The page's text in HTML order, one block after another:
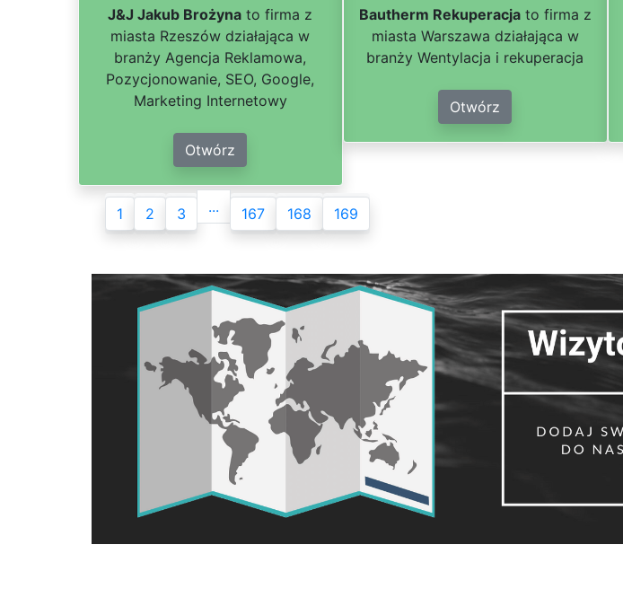
J&J Jakub Brożyna to firma z
miasta Rzeszów działająca w
branży Agencja Reklamowa,
Pozycjonowanie, SEO, Google,
Marketing Internetowy
Otwórz
Bautherm Rekuperacjato firma z
miasta Warszawa działająca w
branży Wentylacja i rekuperacja
Otwórz
1 2 3 ... 167 168 169